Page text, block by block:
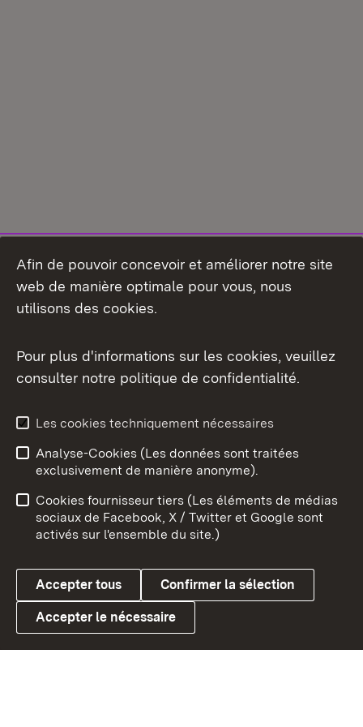
Aperçu des thèmes
Link zum Landesportal
Conseils d'utilisation
Confidentialité
Cookies
Afin de pouvoir concevoir et améliorer notre site
web de manière optimale pour vous, nous
utilisons des cookies.
Pour plus d'informations sur les cookies, veuillez
consulter notre politique de confidentialité.
Les cookies techniquement nécessaires
Analyse-Cookies (Les données sont traitées
exclusivement de manière anonyme).
Cookies fournisseur tiers (Les éléments de médias
sociaux de Facebook, X / Twitter et Google sont
activés sur l'ensemble du site.)
Accepter tous Confirmer la sélection
Accepter le nécessaire